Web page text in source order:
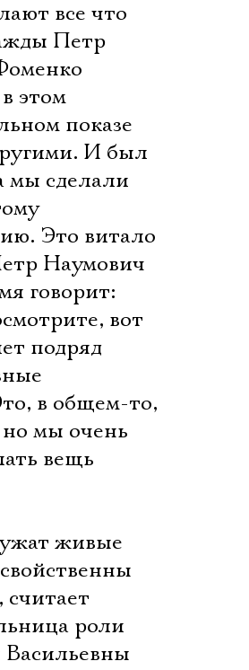
все что
Петр
этом
показе
И был
мы сделали
Это витало
Наумович
говорит:
вот
подряд
в общем-то,
но мы очень
вещь
живые
считает
роли